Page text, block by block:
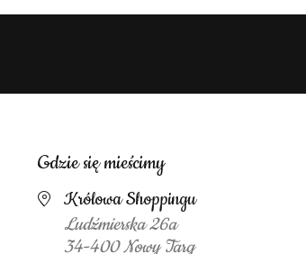
Gdzie się mieścimy
Królowa Shoppingu
Ludźmierska 26a
34-400 Nowy Targ